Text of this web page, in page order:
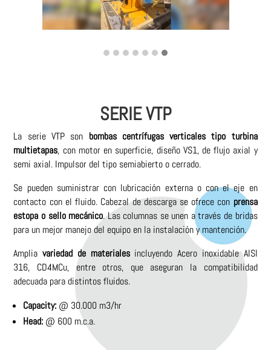
SERIE VTP
La serie VTP son bombas centrífugas verticales tipo turbina
multietapas, con motor en superficie, diseño VS1, de flujo axial y
semi axial. Impulsor del tipo semiabierto o cerrado.
Se pueden suministrar con lubricación externa o con el eje en
contacto con el fluido. Cabezal de descarga se ofrece con prensa
estopa o sello mecánico. Las columnas se unen a través de bridas
para un mejor manejo del equipo en la instalación y mantención.
Ampliavariedad de materialesincluyendo Acero inoxidable AISI
316, CD4MCu, entre otros, que aseguran la compatibilidad
adecuada para distintos fluidos.
Capacity: @ 30.000 m3/hr
Head: @ 600 m.c.a.